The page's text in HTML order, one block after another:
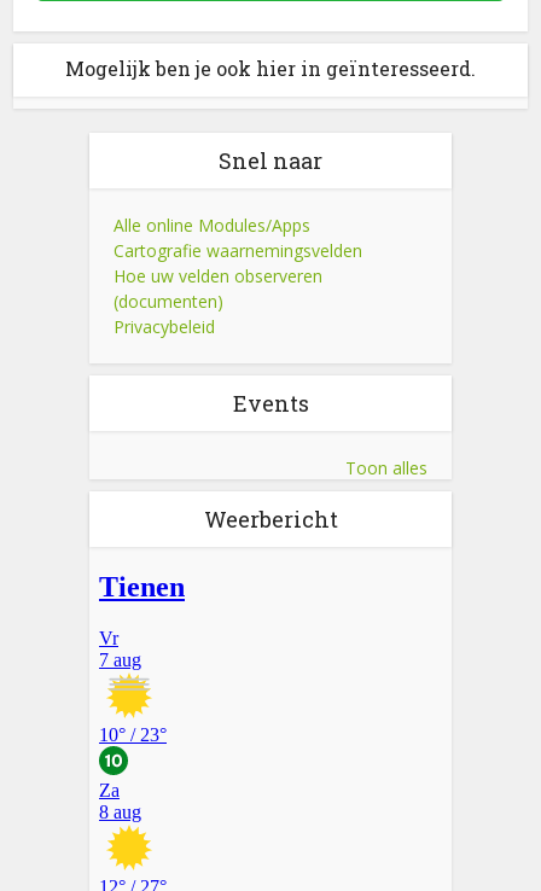
Mogelijk ben je ook hier in geïnteresseerd.
Snel naar
Alle online Modules/Apps
Cartografie waarnemingsvelden
Hoe uw velden observeren
(documenten)
Privacybeleid
Events
Toon alles
Weerbericht